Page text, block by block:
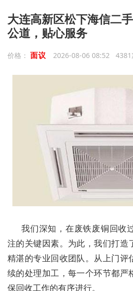
大连高新区松下海信二
公道，贴心服务
价格： 面议 2026-08-06 08:52 4381
我们深知，在废铁废铜回收
注的关键因素。为此，我们打造
精湛的专业回收团队。从上门评
续的处理加工，每一个环节都严
保回收工作的有序进行。